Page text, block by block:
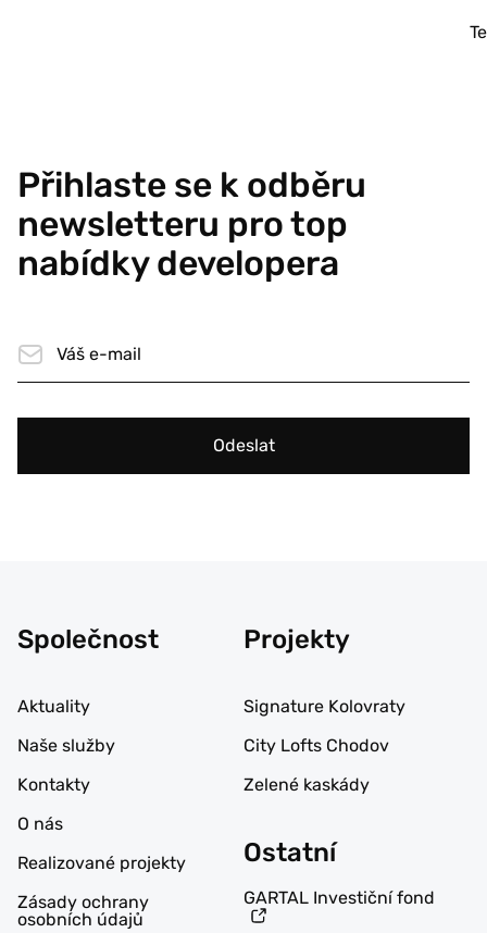
Přihlaste se k odběru
newsletteru pro top
nabídky developera
Odeslat
Společnost
Aktuality
Naše služby
Kontakty
O nás
Realizované projekty
Zásady ochrany
osobních údajů
Projekty
Signature Kolovraty
City Lofts Chodov
Zelené kaskády
Ostatní
GARTAL Investiční fond